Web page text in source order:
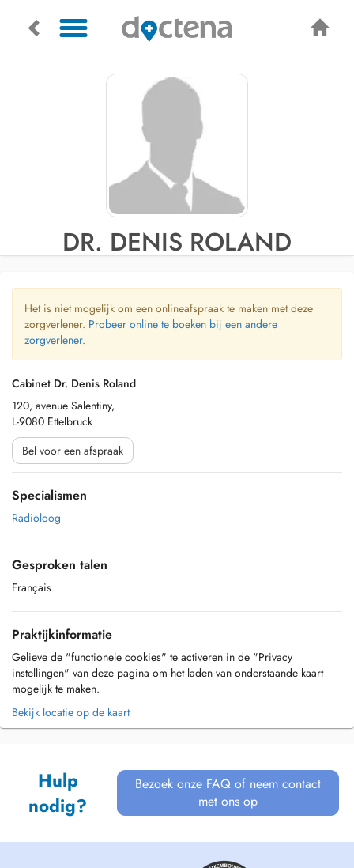
DR. DENIS ROLAND
Het is niet mogelijk om een onlineafspraak te maken met deze
zorgverlener. Probeer online te boeken bij een andere
zorgverlener.
Cabinet Dr. Denis Roland
120, avenue Salentiny,
L-9080 Ettelbruck
Bel voor een afspraak
Specialismen
Radioloog
Gesproken talen
Français
Praktijkinformatie
Gelieve de "functionele cookies" te activeren in de "Privacy
instellingen" van deze pagina om het laden van onderstaande kaart
mogelijk te maken.
Bekijk locatie op de kaart
Hulp
nodig?
Bezoek onze FAQ of neem contact
met ons op